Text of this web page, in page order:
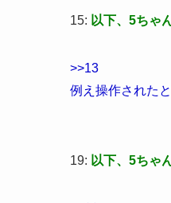
15: 以下、5ちゃ
>>13
例え操作された
19: 以下、5ちゃ